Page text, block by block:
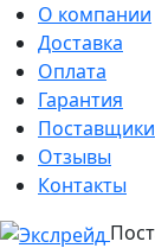
О компании
Доставка
Оплата
Гарантия
Поставщики
Отзывы
Контакты